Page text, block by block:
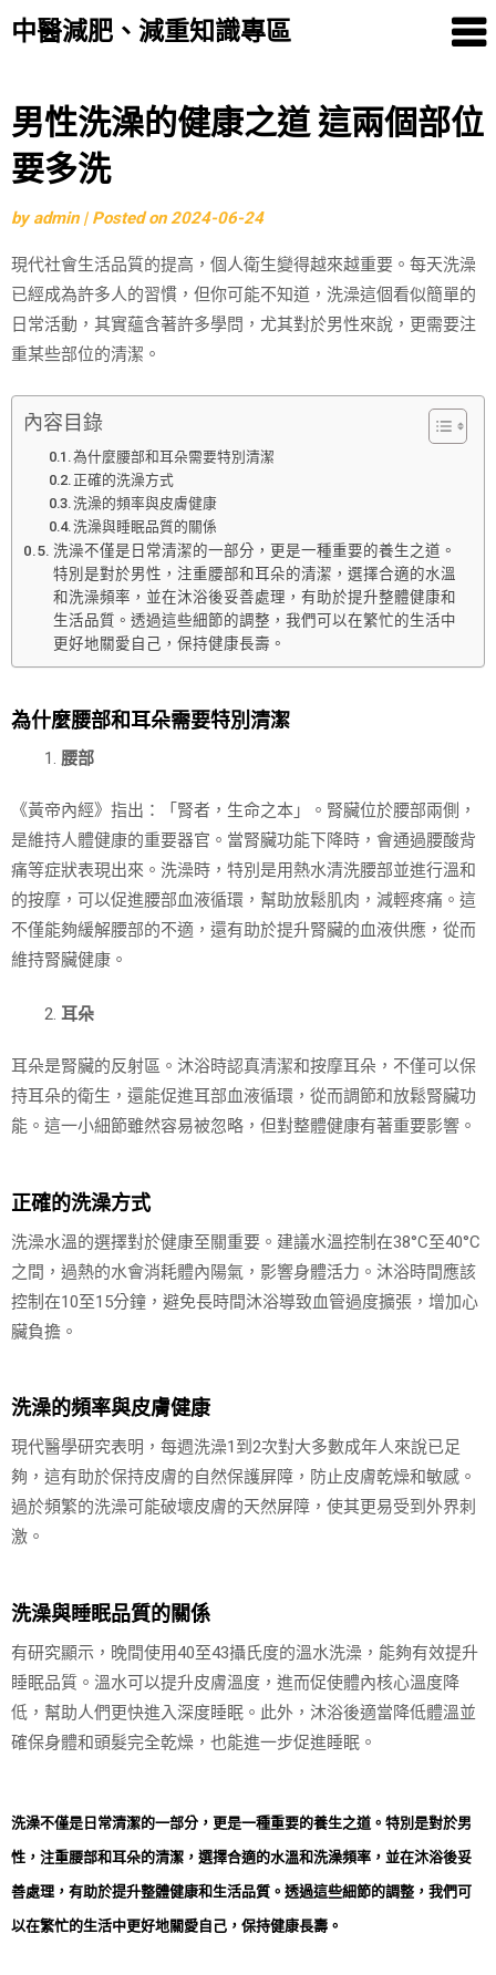
中醫減肥、減重知識專區
Skip
to
content
男性洗澡的健康之道 這兩個部位
要多洗
byadmin | Posted on2024-06-24
現代社會生活品質的提高，個人衛生變得越來越重要。每天洗澡
已經成為許多人的習慣，但你可能不知道，洗澡這個看似簡單的
日常活動，其實蘊含著許多學問，尤其對於男性來說，更需要注
重某些部位的清潔。
內容目錄
為什麼腰部和耳朵需要特別清潔
正確的洗澡方式
洗澡的頻率與皮膚健康
洗澡與睡眠品質的關係
洗澡不僅是日常清潔的一部分，更是一種重要的養生之道。
特別是對於男性，注重腰部和耳朵的清潔，選擇合適的水溫
和洗澡頻率，並在沐浴後妥善處理，有助於提升整體健康和
生活品質。透過這些細節的調整，我們可以在繁忙的生活中
更好地關愛自己，保持健康長壽。
為什麼腰部和耳朵需要特別清潔
腰部
《黃帝內經》指出：「腎者，生命之本」。腎臟位於腰部兩側，
是維持人體健康的重要器官。當腎臟功能下降時，會通過腰酸背
痛等症狀表現出來。洗澡時，特別是用熱水清洗腰部並進行溫和
的按摩，可以促進腰部血液循環，幫助放鬆肌肉，減輕疼痛。這
不僅能夠緩解腰部的不適，還有助於提升腎臟的血液供應，從而
維持腎臟健康。
耳朵
耳朵是腎臟的反射區。沐浴時認真清潔和按摩耳朵，不僅可以保
持耳朵的衛生，還能促進耳部血液循環，從而調節和放鬆腎臟功
能。這一小細節雖然容易被忽略，但對整體健康有著重要影響。
正確的洗澡方式
洗澡水溫的選擇對於健康至關重要。建議水溫控制在38°C至40°C
之間，過熱的水會消耗體內陽氣，影響身體活力。沐浴時間應該
控制在10至15分鐘，避免長時間沐浴導致血管過度擴張，增加心
臟負擔。
洗澡的頻率與皮膚健康
現代醫學研究表明，每週洗澡1到2次對大多數成年人來說已足
夠，這有助於保持皮膚的自然保護屏障，防止皮膚乾燥和敏感。
過於頻繁的洗澡可能破壞皮膚的天然屏障，使其更易受到外界刺
激。
洗澡與睡眠品質的關係
有研究顯示，晚間使用40至43攝氏度的溫水洗澡，能夠有效提升
睡眠品質。溫水可以提升皮膚溫度，進而促使體內核心溫度降
低，幫助人們更快進入深度睡眠。此外，沐浴後適當降低體溫並
確保身體和頭髮完全乾燥，也能進一步促進睡眠。
洗澡不僅是日常清潔的一部分，更是一種重要的養生之道。特別是對於男
性，注重腰部和耳朵的清潔，選擇合適的水溫和洗澡頻率，並在沐浴後妥
善處理，有助於提升整體健康和生活品質。透過這些細節的調整，我們可
以在繁忙的生活中更好地關愛自己，保持健康長壽。